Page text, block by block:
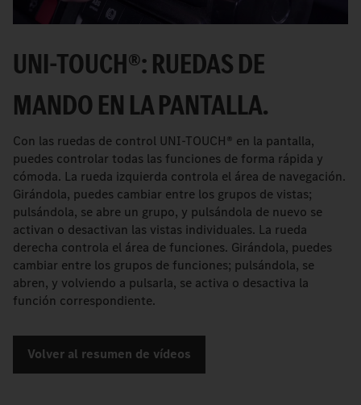
UNI-TOUCH®: RUEDAS DE
MANDO EN LA PANTALLA.
Con las ruedas de control UNI-TOUCH® en la pantalla,
puedes controlar todas las funciones de forma rápida y
cómoda. La rueda izquierda controla el área de navegación.
Girándola, puedes cambiar entre los grupos de vistas;
pulsándola, se abre un grupo, y pulsándola de nuevo se
activan o desactivan las vistas individuales. La rueda
derecha controla el área de funciones. Girándola, puedes
cambiar entre los grupos de funciones; pulsándola, se
abren, y volviendo a pulsarla, se activa o desactiva la
función correspondiente.
Volver al resumen de vídeos